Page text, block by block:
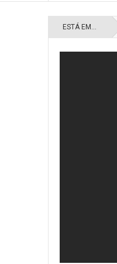
ESTÁ EM...